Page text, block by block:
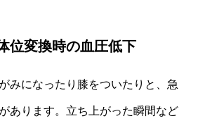
位変換時の血圧低下
みになったり膝をついたりと、急
あります。立ち上がった瞬間など